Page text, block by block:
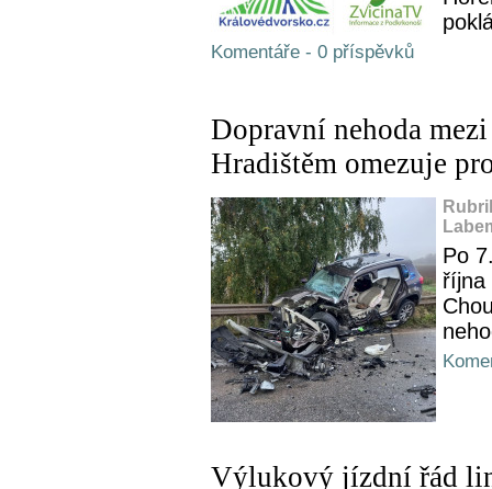
Komentáře - 0 příspěvků
Dopravní nehoda
Hradištěm omezuje
Po
října
Výlukový jízdní řád